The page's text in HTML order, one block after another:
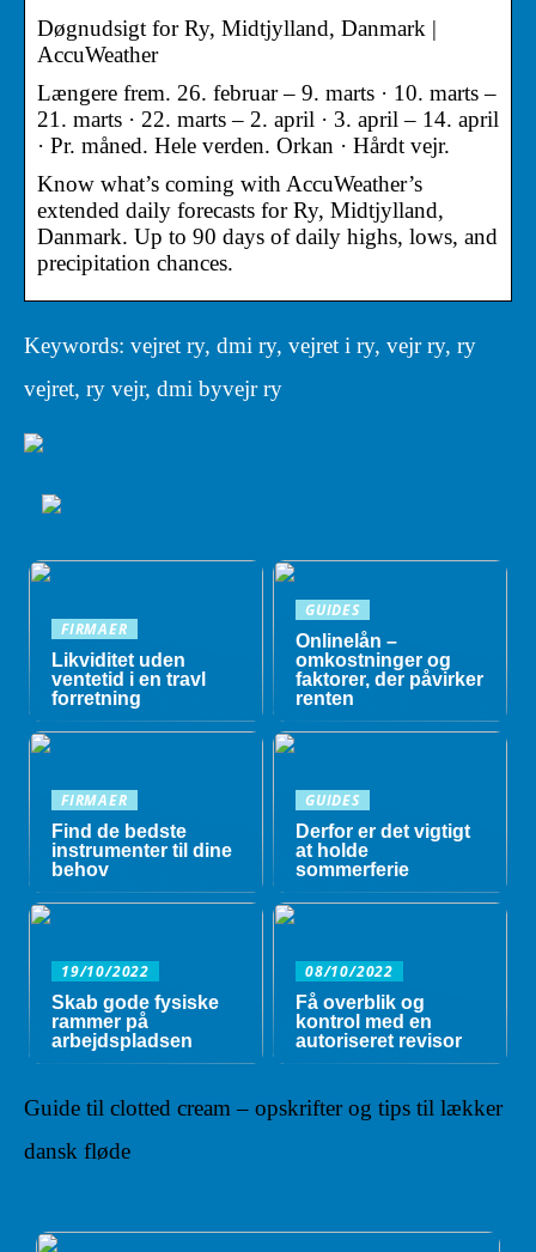
Døgnudsigt for Ry, Midtjylland, Danmark |
AccuWeather
Længere frem. 26. februar – 9. marts · 10. marts –
21. marts · 22. marts – 2. april · 3. april – 14. april
· Pr. måned. Hele verden. Orkan · Hårdt vejr.
Know what’s coming with AccuWeather’s
extended daily forecasts for Ry, Midtjylland,
Danmark. Up to 90 days of daily highs, lows, and
precipitation chances.
Keywords: vejret ry, dmi ry, vejret i ry, vejr ry, ry
vejret, ry vejr, dmi byvejr ry
FIRMAER
Likviditet uden
ventetid i en travl
forretning
GUIDES
Onlinelån –
omkostninger og
faktorer, der påvirker
renten
FIRMAER
Find de bedste
instrumenter til dine
behov
GUIDES
Derfor er det vigtigt
at holde
sommerferie
19/10/2022
Skab gode fysiske
rammer på
arbejdspladsen
08/10/2022
Få overblik og
kontrol med en
autoriseret revisor
Guide til clotted cream – opskrifter og tips til lækker
dansk fløde